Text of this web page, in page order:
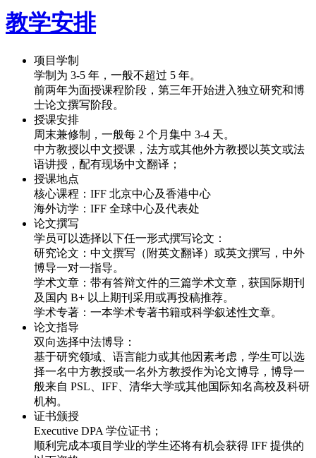
教学安排
项目学制
学制为 3-5 年，一般不超过 5 年。
前两年为面授课程阶段，第三年开始进入独立研究和博
士论文撰写阶段。
授课安排
周末兼修制，一般每 2 个月集中 3-4 天。
中方教授以中文授课，法方或其他外方教授以英文或法
语讲授，配有现场中文翻译；
授课地点
核心课程：IFF 北京中心及香港中心
海外访学：IFF 全球中心及代表处
论文撰写
学员可以选择以下任一形式撰写论文：
研究论文：中文撰写（附英文翻译）或英文撰写，中外
博导一对一指导。
学术文章：带有答辩文件的三篇学术文章，获国际期刊
及国内 B+ 以上期刊采用或再投稿推荐。
学术专著：一本学术专著书籍或科学叙述性文章。
论文指导
双向选择中法博导：
基于研究领域、语言能力或其他因素考虑，学生可以选
择一名中方教授或一名外方教授作为论文博导，博导一
般来自 PSL、IFF、清华大学或其他国际知名高校及科研
机构。
证书颁授
Executive DPA 学位证书；
顺利完成本项目学业的学生还将有机会获得 IFF 提供的